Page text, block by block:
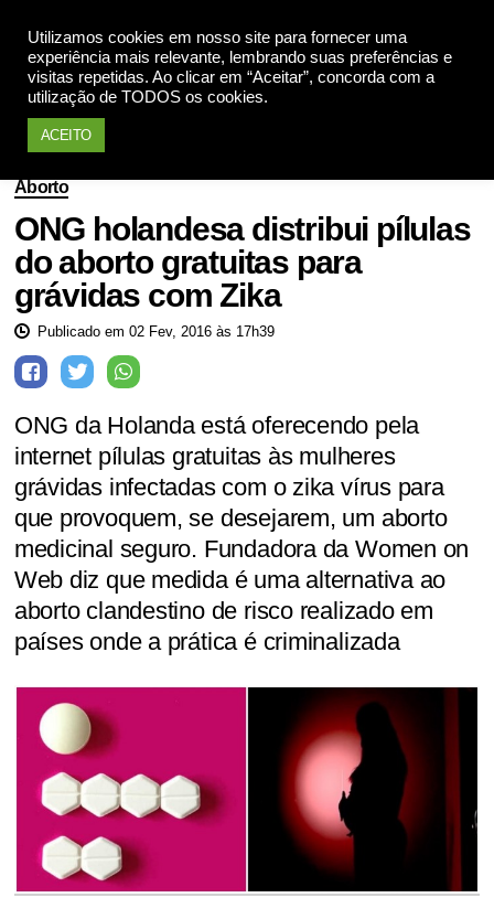
Utilizamos cookies em nosso site para fornecer uma
experiência mais relevante, lembrando suas preferências e
visitas repetidas. Ao clicar em “Aceitar”, concorda com a
utilização de TODOS os cookies.
ACEITO
Aborto
ONG holandesa distribui pílulas
do aborto gratuitas para
grávidas com Zika
Publicado em 02 Fev, 2016 às 17h39
ONG da Holanda está oferecendo pela
internet pílulas gratuitas às mulheres
grávidas infectadas com o zika vírus para
que provoquem, se desejarem, um aborto
medicinal seguro. Fundadora da Women on
Web diz que medida é uma alternativa ao
aborto clandestino de risco realizado em
países onde a prática é criminalizada